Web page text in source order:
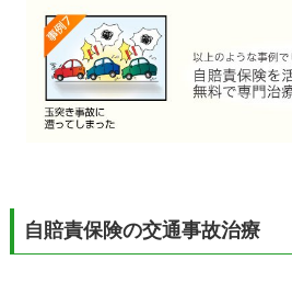
自賠責保険の交通事故治療